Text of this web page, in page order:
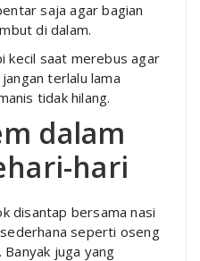
saja agar bagian
di dalam.
kecil saat merebus agar
terlalu lama
tidak hilang.
dalam
hari
disantap bersama nasi
seperti oseng
juga yang